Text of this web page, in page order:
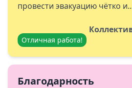
провести эвакуацию чётко
Отличная работа!
Благодарность